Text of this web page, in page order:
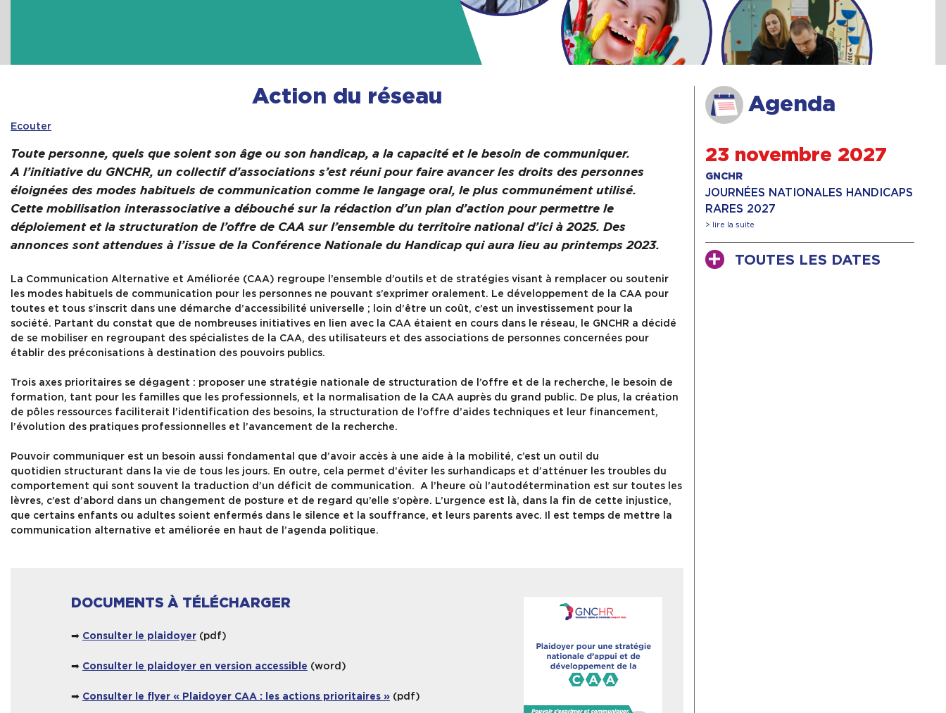
Action du réseau
Ecouter
Toute personne, quels que soient son âge ou son handicap, a la capacité et le besoin de communiquer.
A l’initiative du GNCHR, un collectif d’associations s’est réuni pour faire avancer les droits des personnes
éloignées des modes habituels de communication comme le langage oral, le plus communément utilisé.
Cette mobilisation interassociative a débouché sur la rédaction d’un plan d’action pour permettre le
déploiement et la structuration de l’offre de CAA sur l’ensemble du territoire national d’ici à 2025. Des
annonces sont attendues à l’issue de la Conférence Nationale du Handicap qui aura lieu au printemps 2023.
La Communication Alternative et Améliorée (CAA) regroupe l’ensemble d’outils et de stratégies visant à remplacer ou soutenir
les modes habituels de communication pour les personnes ne pouvant s’exprimer oralement. Le développement de la CAA pour
toutes et tous s’inscrit dans une démarche d’accessibilité universelle ; loin d’être un coût, c’est un investissement pour la
société. Partant du constat que de nombreuses initiatives en lien avec la CAA étaient en cours dans le réseau, le GNCHR a décidé
de se mobiliser en regroupant des spécialistes de la CAA, des utilisateurs et des associations de personnes concernées pour
établir des préconisations à destination des pouvoirs publics.
Trois axes prioritaires se dégagent : proposer une stratégie nationale de structuration de l’offre et de la recherche, le besoin de
formation, tant pour les familles que les professionnels, et la normalisation de la CAA auprès du grand public. De plus, la création
de pôles ressources faciliterait l’identification des besoins, la structuration de l’offre d’aides techniques et leur financement,
l’évolution des pratiques professionnelles et l’avancement de la recherche.
Pouvoir communiquer est un besoin aussi fondamental que d’avoir accès à une aide à la mobilité, c’est un outil du
quotidien structurant dans la vie de tous les jours. En outre, cela permet d’éviter les surhandicaps et d’atténuer les troubles du
comportement qui sont souvent la traduction d’un déficit de communication. A l’heure où l’autodétermination est sur toutes les
lèvres, c’est d’abord dans un changement de posture et de regard qu’elle s’opère. L’urgence est là, dans la fin de cette injustice,
que certains enfants ou adultes soient enfermés dans le silence et la souffrance, et leurs parents avec. Il est temps de mettre la
communication alternative et améliorée en haut de l’agenda politique.
DOCUMENTS À TÉLÉCHARGER
➡ Consulter le plaidoyer (pdf)
➡ Consulter le plaidoyer en version accessible (word)
➡ Consulter le flyer « Plaidoyer CAA : les actions prioritaires »(pdf)
Agenda
23 novembre 2027
GNCHR
JOURNÉES NATIONALES HANDICAPS
RARES 2027
> lire la suite
TOUTES LES DATES